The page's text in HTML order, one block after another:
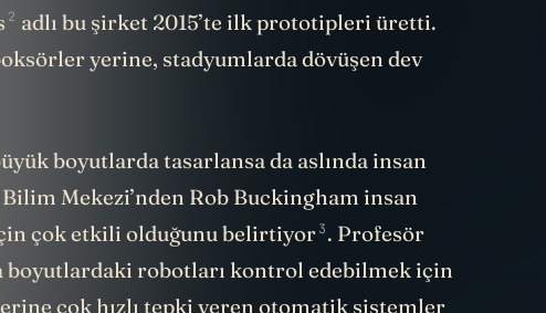
2 adlı bu şirket 2015’te ilk prototipleri üretti.
yerine, stadyumlarda dövüşen dev
boyutlarda tasarlansa da aslında insan
Mekezi’nden Rob Buckingham insan
çok etkili olduğunubelirtiyor3. Profesör
boyutlardaki robotları kontrol edebilmek için
çok hızlı tepki veren otomatik sistemler